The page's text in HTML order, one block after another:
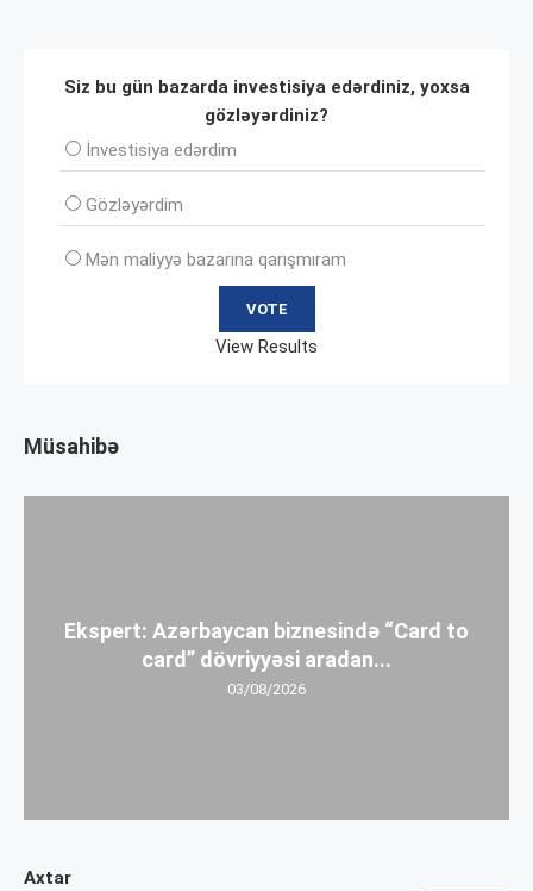
Axtar
Siz bu gün bazarda investisiya edərdiniz, yoxsa
gözləyərdiniz?
İnvеstisiya edərdim
Gözləyərdim
Mən maliyyə bazarına qarışmıram
View Results
Müsahibə
Ekspert: Azərbaycan biznesində “Card to
card” dövriyyəsi aradan...
03/08/2026